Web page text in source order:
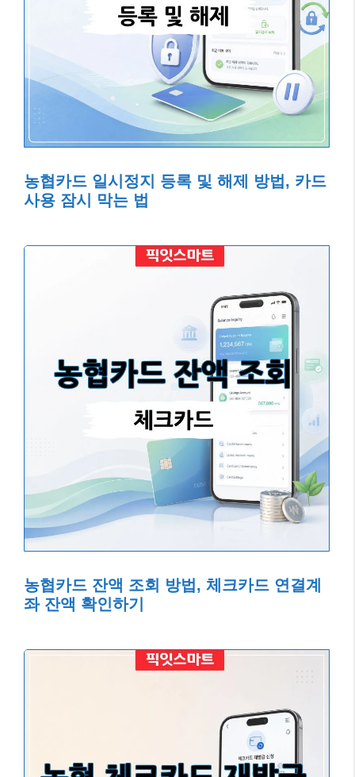
농협카드 일시정지 등록 및 해제 방법, 카드
사용 잠시 막는 법
농협카드 잔액 조회 방법, 체크카드 연결계
좌 잔액 확인하기